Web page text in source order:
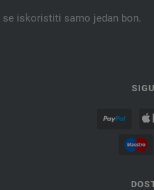
se iskoristiti samo jedan bon.